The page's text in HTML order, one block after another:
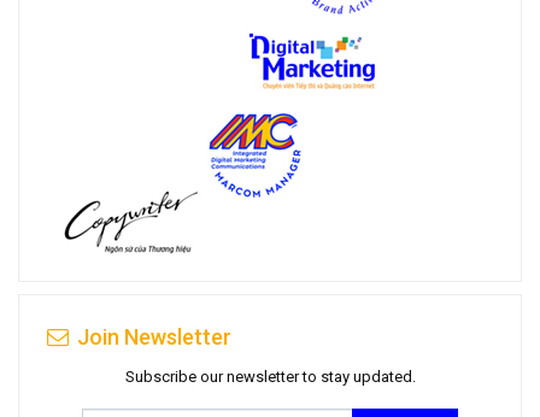
Join Newsletter
Subscribe our newsletter to stay updated.